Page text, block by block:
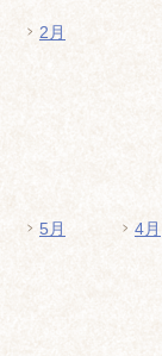
2月
5月 4月